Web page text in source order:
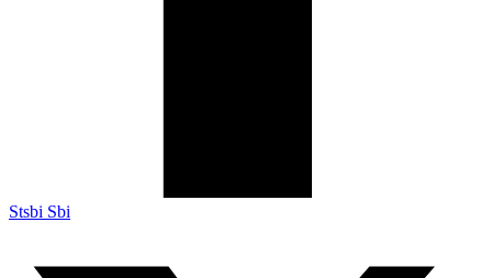
Stsbi Sbi